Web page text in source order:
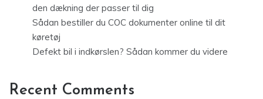
den dækning der passer til dig
Sådan bestiller du COC dokumenter online til dit
køretøj
Defekt bil i indkørslen? Sådan kommer du videre
Recent Comments